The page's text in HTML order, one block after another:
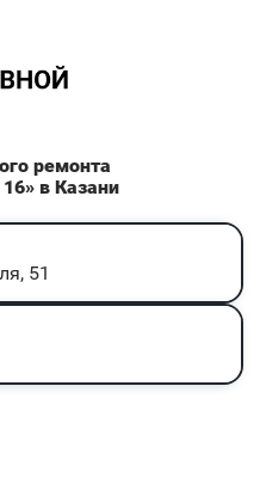
ремонта
в Казани
51